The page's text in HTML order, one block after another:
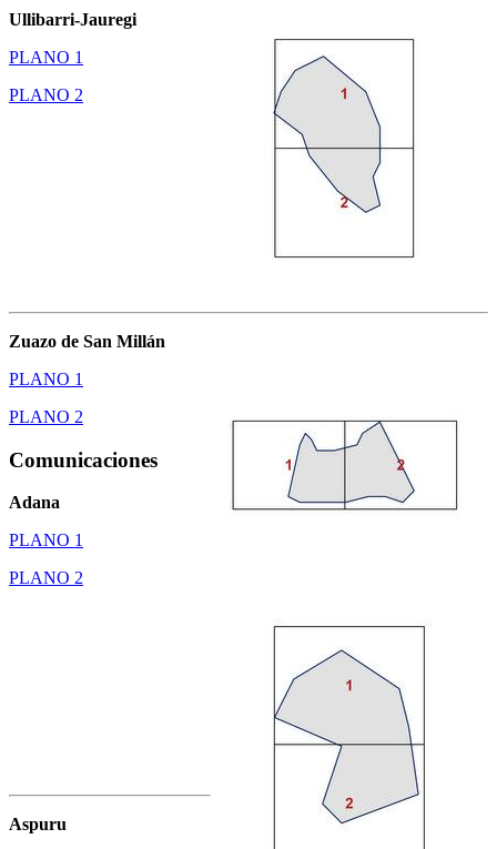
Ullibarri-Jauregi
PLANO 1
PLANO 2
Zuazo de San Millán
PLANO 1
PLANO 2
Comunicaciones
Adana
PLANO 1
PLANO 2
Aspuru